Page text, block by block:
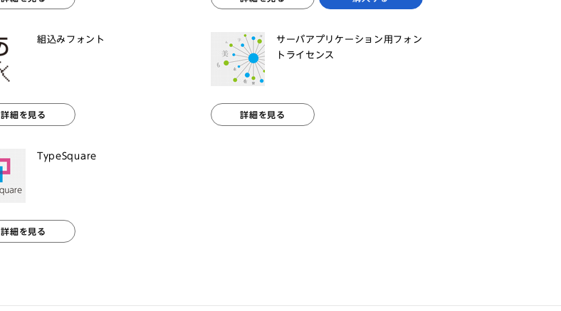
組込みフォント
詳細を見る
サーバアプリケーション用フォン
トライセンス
詳細を見る
TypeSquare
詳細を見る